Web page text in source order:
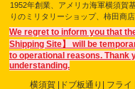
1952年創業、アメリカ海軍横須賀
りのミリタリーショップ、柿田商
We regret to inform you that
Shipping Site】 will be
to operational reasons. Thank
understanding.
横須賀 |ドブ板通り| フライ